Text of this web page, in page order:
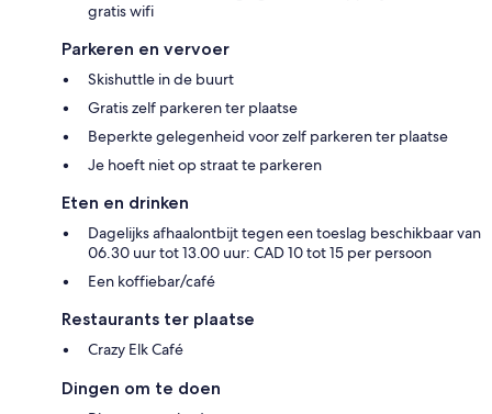
gratis wifi
Parkeren en vervoer
Skishuttle in de buurt
Gratis zelf parkeren ter plaatse
Beperkte gelegenheid voor zelf parkeren ter plaatse
Je hoeft niet op straat te parkeren
Eten en drinken
Dagelijks afhaalontbijt tegen een toeslag beschikbaar van
06.30 uur tot 13.00 uur: CAD 10 tot 15 per persoon
Een koffiebar/café
Restaurants ter plaatse
Crazy Elk Café
Dingen om te doen